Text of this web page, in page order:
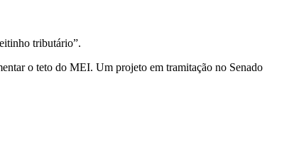
tributário”.
o teto do MEI. Um projeto em tramitação no Senado